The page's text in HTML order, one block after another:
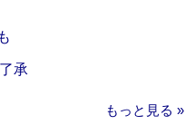
承
もっと見る »